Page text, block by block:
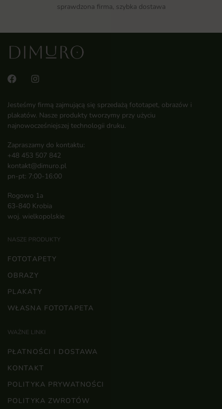
sprawdzona firma, szybka dostawa
Jesteśmy firmą zajmującą się sprzedażą fototapet, obrazów i
plakatów. Nasze produkty tworzymy przy użyciu
najnowocześniejszej technologii druku.
Zapraszamy do kontaktu:
+48 453 507 842
kontakt@dimuro.pl
pn-pt: 7:00-16:00
Rogowo 1a
63-840 Krobia
woj. wielkopolskie
NASZE PRODUKTY
FOTOTAPETY
OBRAZY
PLAKATY
WŁASNA FOTOTAPETA
WAŻNE LINKI
PŁATNOŚCI I DOSTAWA
KONTAKT
POLITYKA PRYWATNOŚCI
POLITYKA ZWROTÓW